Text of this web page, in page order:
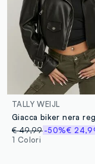
TALLY WEIJL
€ 49,99-50%€
1 Colori